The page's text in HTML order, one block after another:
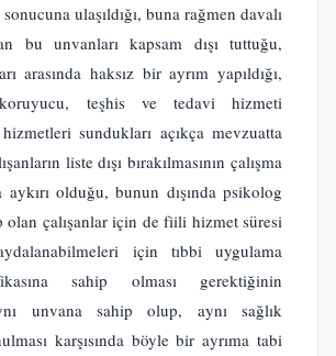
ulaşıldığı, buna rağmen davalı
bu unvanları kapsam dışı tuttuğu,
arasında haksız bir ayrım yapıldığı,
teşhis ve tedavi hizmeti
sundukları açıkça mevzuatta
liste dışı bırakılmasının çalışma
aykırı olduğu, bunun dışında psikolog
olan çalışanlar için de fiili hizmet süresi
için tıbbi uygulama
sahip olması gerektiğinin
unvana sahip olup, aynı sağlık
karşısında böyle bir ayrıma tabi